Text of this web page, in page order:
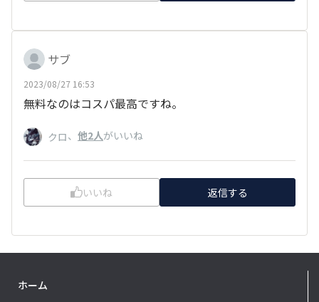
サブ
2023/08/27 16:53
無料なのはコスパ最高ですね。
クロ、 他2人がいいね
いいね 返信する
ホーム